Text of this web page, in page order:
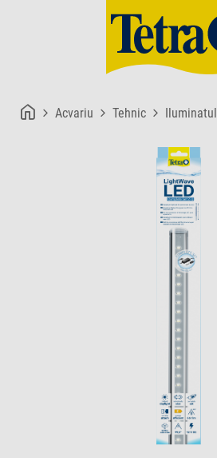
Acvariu Tehnic Iluminatul